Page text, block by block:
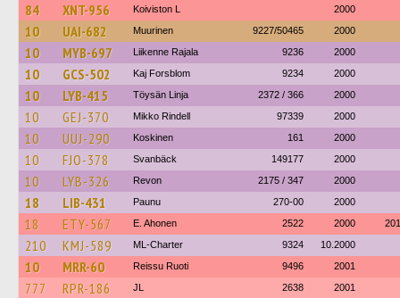
84 XNT-956 Koiviston L 2000
10 UAI-682 Muurinen 9227/50465 2000
10 MYB-697 Liikenne Rajala 9236 2000
10 GCS-502 Kaj Forsblom 9234 2000
10 LYB-415 Töysän Linja 2372 / 366 2000
10 GEJ-370 Mikko Rindell 97339 2000
10 UUJ-290 Koskinen 161 2000
10 FJO-378 Svanbäck 149177 2000
10 LYB-326 Revon 2175 / 347 2000
18 LIB-431 Paunu 270-00 2000
18 ETY-567 E. Ahonen 2522 2000
210 KMJ-589 ML-Charter 9324 10.2000
10 MRR-60 Reissu Ruoti 9496 2001
777 RPR-186 JL 2638 2001